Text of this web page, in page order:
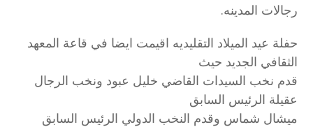
رجالات المدينه.
حفلة عيد الميلاد التقليديه اقيمت ايضا في قاعة المعهد
الثقافي الجديد حيث
قدم نخب السيدات القاضي خليل عبود ونخب الرجال
عقيلة الرئيس السابق
ميشال شماس وقدم النخب الدولي الرئيس السابق